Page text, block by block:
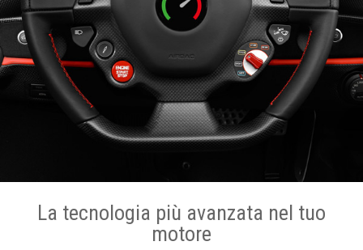
La tecnologia più avanzata nel tuo
motore